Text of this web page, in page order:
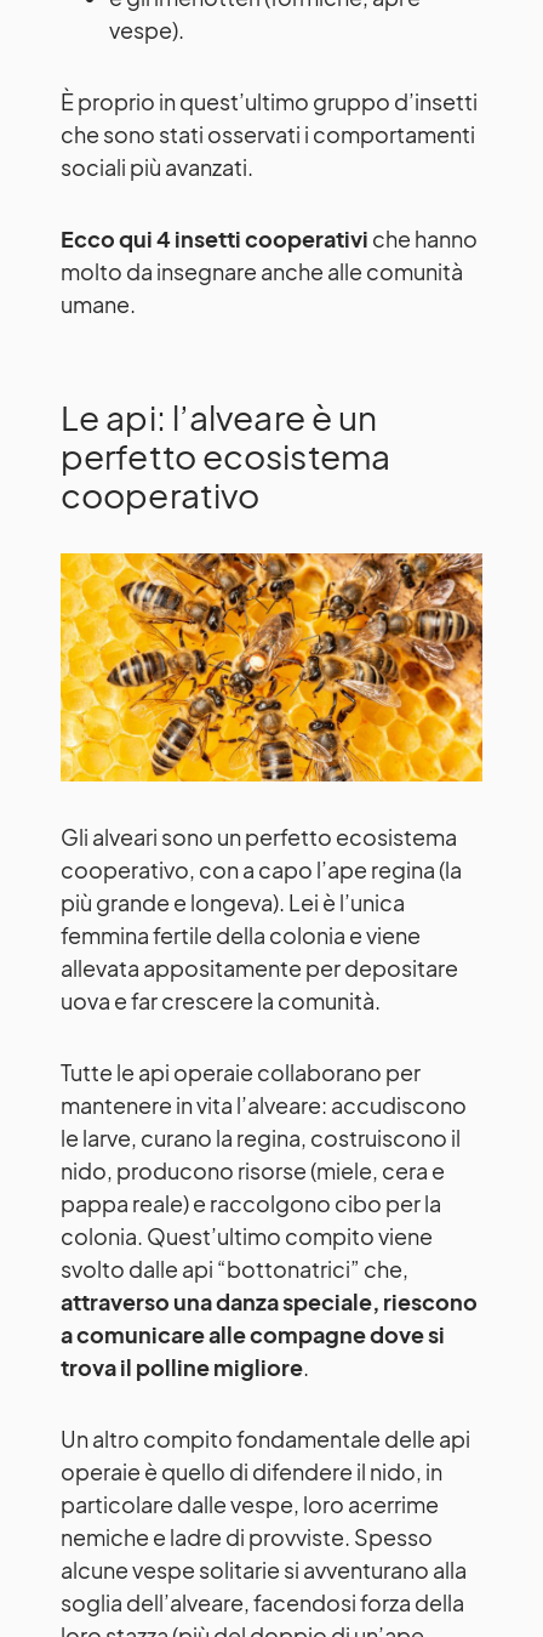
vespe).
È proprio in quest’ultimo gruppo d’insetti
che sono stati osservati i comportamenti
sociali più avanzati.
Ecco qui 4 insetti cooperativi che hanno
molto da insegnare anche alle comunità
umane.
Le api: l’alveare è un
perfetto ecosistema
cooperativo
Gli alveari sono un perfetto ecosistema
cooperativo, con a capo l’ape regina (la
più grande e longeva). Lei è l’unica
femmina fertile della colonia e viene
allevata appositamente per depositare
uova e far crescere la comunità.
Tutte le api operaie collaborano per
mantenere in vita l’alveare: accudiscono
le larve, curano la regina, costruiscono il
nido, producono risorse (miele, cera e
pappa reale) e raccolgono cibo per la
colonia. Quest’ultimo compito viene
svolto dalle api “bottonatrici” che,
attraverso una danza speciale, riescono
a comunicare alle compagne dove si
trova il polline migliore.
Un altro compito fondamentale delle api
operaie è quello di difendere il nido, in
particolare dalle vespe, loro acerrime
nemiche e ladre di provviste. Spesso
alcune vespe solitarie si avventurano alla
soglia dell’alveare, facendosi forza della